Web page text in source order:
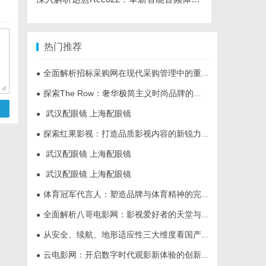
热门推荐
● 全面解析招标采购网在现代采购管理中的重要作用与应用
● 探索The Row：奢华极简主义时尚品牌的崛起与魅力解析
● 武汉配眼镜 上海配眼镜
● 探索红果影视：打造品质影视内容的新锐力量
● 武汉配眼镜 上海配眼镜
● 武汉配眼镜 上海配眼镜
● 体育冠军代言人：塑造品牌与体育精神的完美结合
● 全面解析八哥电影网：影视爱好者的天堂与资源宝库
● 从安全、续航、地形适应性三大维度看国产多功能电动轮椅进化
● 云电影网：开启数字时代观影新体验的创新平台